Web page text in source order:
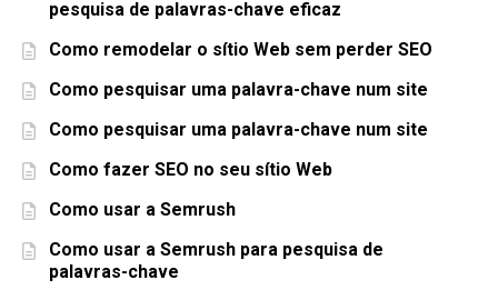
pesquisa de palavras-chave eficaz
Como remodelar o sítio Web sem perder SEO
Como pesquisar uma palavra-chave num site
Como pesquisar uma palavra-chave num site
Como fazer SEO no seu sítio Web
Como usar a Semrush
Como usar a Semrush para pesquisa de
palavras-chave